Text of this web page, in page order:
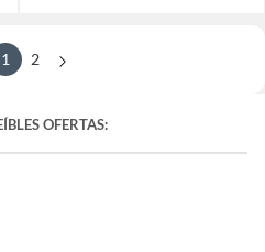
1 2
OFERTAS: